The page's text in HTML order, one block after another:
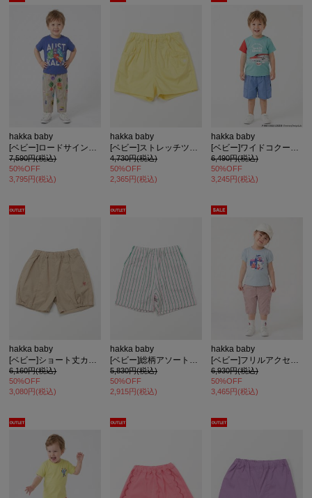
hakka baby
[ベビー]ロードサインプリントストレッチツイルパンツ
7,590円(税込)
50%OFF
3,795円(税込)
hakka baby
[ベビー]ストレッチツイルショート丈パンツ
4,730円(税込)
50%OFF
2,365円(税込)
hakka baby
[ベビー]ワイドコクーンパンツ
6,490円(税込)
50%OFF
3,245円(税込)
hakka baby
[ベビー]ショート丈カボチャパンツ
6,160円(税込)
50%OFF
3,080円(税込)
hakka baby
[ベビー]総柄アソートパンツ
5,830円(税込)
50%OFF
2,915円(税込)
hakka baby
[ベビー]フリルアクセント6分丈スリムパンツ
6,930円(税込)
50%OFF
3,465円(税込)